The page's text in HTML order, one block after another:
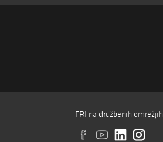
FRI na družbenih omrežjih